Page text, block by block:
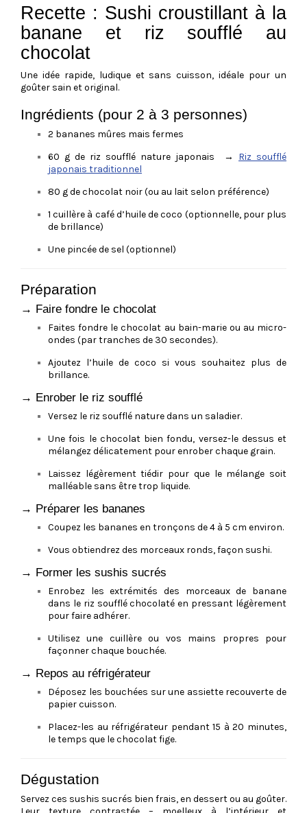
Recette : Sushi croustillant à la
banane et riz soufflé au
chocolat
Une idée rapide, ludique et sans cuisson, idéale pour un
goûter sain et original.
Ingrédients (pour 2 à 3 personnes)
2 bananes mûres mais fermes
60 g de riz soufflé nature japonais
→ Riz soufflé
japonais traditionnel
80 g de chocolat noir (ou au lait selon préférence)
1 cuillère à café d’huile de coco (optionnelle, pour plus
de brillance)
Une pincée de sel (optionnel)
Préparation
→ Faire fondre le chocolat
Faites fondre le chocolat au bain-marie ou au micro-
ondes (par tranches de 30 secondes).
Ajoutez l’huile de coco si vous souhaitez plus de
brillance.
→ Enrober le riz soufflé
Versez le riz soufflé nature dans un saladier.
Une fois le chocolat bien fondu, versez-le dessus et
mélangez délicatement pour enrober chaque grain.
Laissez légèrement tiédir pour que le mélange soit
malléable sans être trop liquide.
→ Préparer les bananes
Coupez les bananes en tronçons de 4 à 5 cm environ.
Vous obtiendrez des morceaux ronds, façon sushi.
→ Former les sushis sucrés
Enrobez les extrémités des morceaux de banane
dans le riz soufflé chocolaté en pressant légèrement
pour faire adhérer.
Utilisez une cuillère ou vos mains propres pour
façonner chaque bouchée.
→ Repos au réfrigérateur
Déposez les bouchées sur une assiette recouverte de
papier cuisson.
Placez-les au réfrigérateur pendant 15 à 20 minutes,
le temps que le chocolat fige.
Dégustation
Servez ces sushis sucrés bien frais, en dessert ou au goûter.